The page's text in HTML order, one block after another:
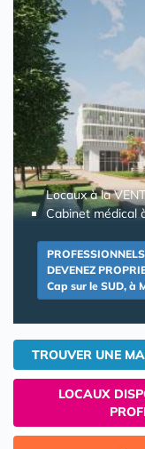
Locaux à la
Cabinet médical
DEVENEZ
Cap sur le SUD, à
TROUVER UNE
LOCAUX